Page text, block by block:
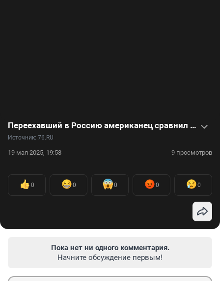
Переехавший в Россию американец сравнил жизнь здесь и в США: видео
Источник: 76.RU
19 мая 2025, 19:58 9 просмотров
0 0 0 0 0
Пока нет ни одного комментария.
Начните обсуждение первым!